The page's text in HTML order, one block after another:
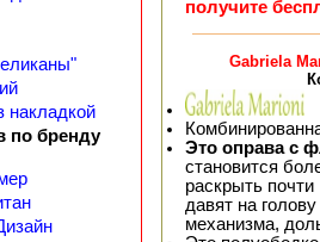
накладкой
по бренду
получите
Gabriela
Это оправа с
становится
раскрыть
давят на
механизма,